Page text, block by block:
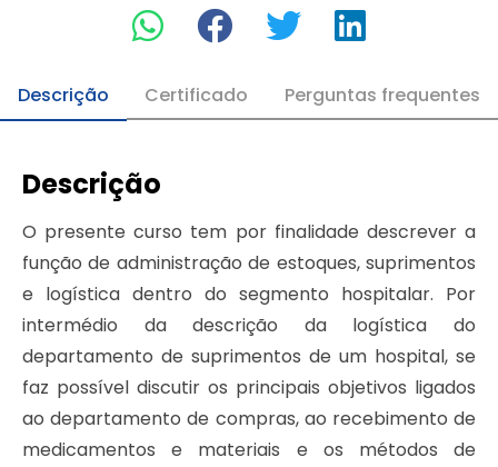
Descrição Certificado Perguntas frequentes
Descrição
O presente curso tem por finalidade descrever a
função de administração de estoques, suprimentos
e logística dentro do segmento hospitalar. Por
intermédio da descrição da logística do
departamento de suprimentos de um hospital, se
faz possível discutir os principais objetivos ligados
ao departamento de compras, ao recebimento de
medicamentos e materiais e os métodos de